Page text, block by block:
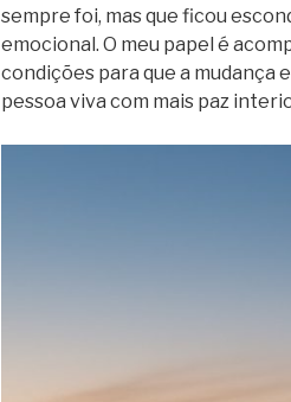
sempre foi, mas que ficou
emocional. O meu papel é
condições para que a mudança
pessoa viva com mais paz